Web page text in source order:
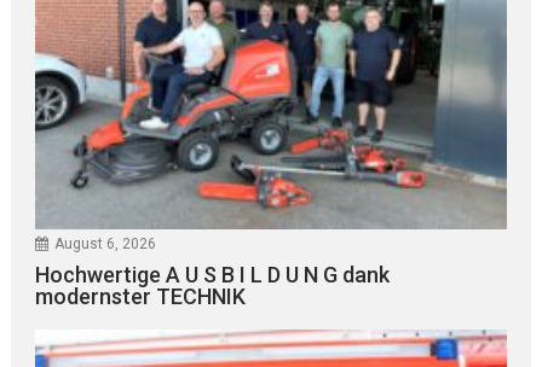
August 6, 2026
Hochwertige A U S B I L D U N G dank
modernster TECHNIK